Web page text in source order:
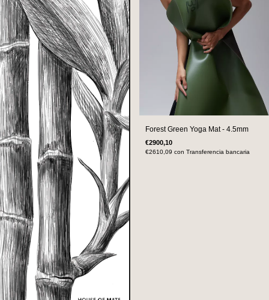
Forest Green Yoga Mat - 4.5mm
€2900,10
€2610,09 con Transferencia bancaria